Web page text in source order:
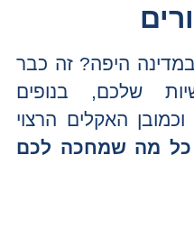
היפה? זה כבר
שלכם, בנופים
האקלים הרצוי
מה שמחכה לכם